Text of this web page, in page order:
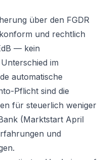
über den FGDR
und rechtlich
— kein
im
automatische
Pflicht sind die
für steuerlich weniger
(Marktstart April
und